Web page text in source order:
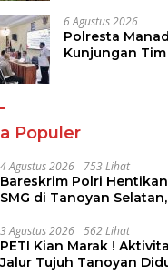
6 Agustus 2026
Polresta
Kunjungan Tim
Populer
4 Agustus 2026 753 Lihat
Bareskrim Polri
SMG di Tanoyan
3 Agustus 2026 562 Lihat
PETI Kian Marak !
Jalur Tujuh Tanoyan